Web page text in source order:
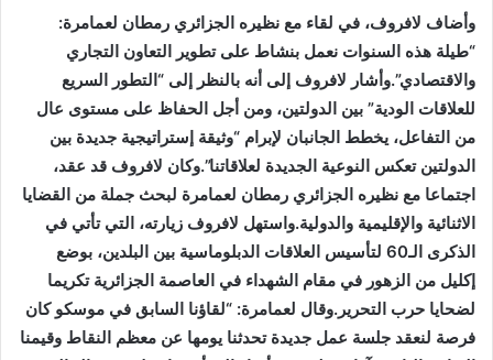
وأضاف لافروف، في لقاء مع نظيره الجزائري رمطان لعمامرة:
“طيلة هذه السنوات نعمل بنشاط على تطوير التعاون التجاري
والاقتصادي”.وأشار لافروف إلى أنه بالنظر إلى “التطور السريع
للعلاقات الودية” بين الدولتين، ومن أجل الحفاظ على مستوى عال
من التفاعل، يخطط الجانبان لإبرام “وثيقة إستراتيجية جديدة بين
الدولتين تعكس النوعية الجديدة لعلاقاتنا”.وكان لافروف قد عقد،
اجتماعا مع نظيره الجزائري رمطان لعمامرة لبحث جملة من القضايا
الاثنائية والإقليمية والدولية.واستهل لافروف زيارته، التي تأتي في
الذكرى الـ60 لتأسيس العلاقات الدبلوماسية بين البلدين، بوضع
إكليل من الزهور في مقام الشهداء في العاصمة الجزائرية تكريما
لضحايا حرب التحرير.وقال لعمامرة: “لقاؤنا السابق في موسكو كان
فرصة لنعقد جلسة عمل جديدة تحدثنا يومها عن معظم النقاط وقيمنا